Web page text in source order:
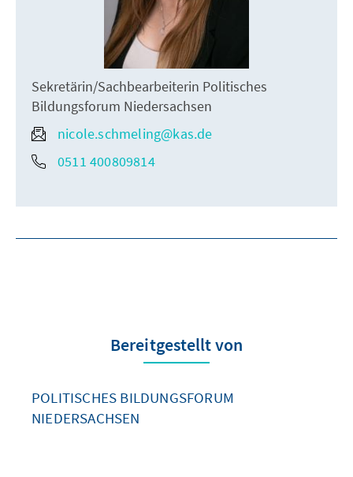
Sekretärin/Sachbearbeiterin Politisches
Bildungsforum Niedersachsen
nicole.schmeling@kas.de
0511 400809814
Bereitgestellt von
POLITISCHES BILDUNGSFORUM
NIEDERSACHSEN